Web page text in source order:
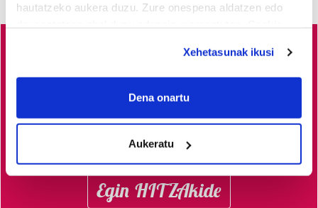
hautatzeko aukera duzu. Zure onespena aldatzen edo
If you allow, we would also like to:
Collect information about your geographical
Identify your device by actively scanning it for
specific characteristics (fingerprinting)
Find out more about how your personal data is processed
and set your preferences in thedetails section
Xehetasunak ikusi
Dena onartu
Aukeratu
albisteak euskaraz, libre eta kalitatez
jaso nahi dituzu?Horretarako zure babesa ezinbestekoa
Egin zaitez HITZAkide!Zure ekarpenari esker,
euskaratik eginda dagoen tokiko informazio profesionala
garatzen eta indartzen lagunduko duzu.
Egin HITZAkide